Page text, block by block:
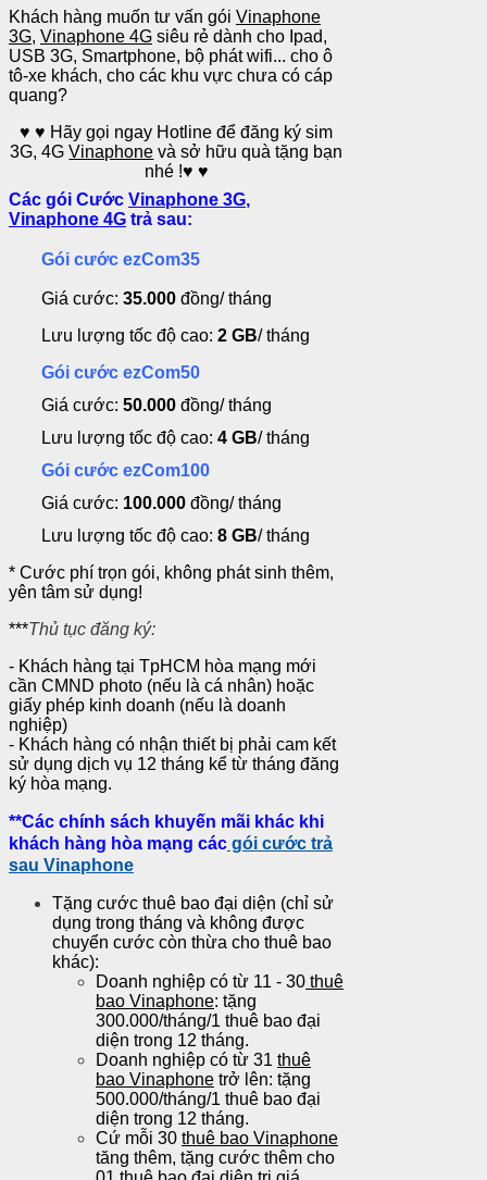
Khách hàng muốn tư vấn gói Vinaphone
3G, Vinaphone 4G siêu rẻ dành cho Ipad,
USB 3G, Smartphone, bộ phát wifi... cho ô
tô-xe khách, cho các khu vực chưa có cáp
quang?
♥♥ Hãy gọi ngay Hotline để đăng ký sim
3G, 4GVinaphone và sở hữu quà tặng bạn
nhé !♥ ♥
Các gói Cước Vinaphone 3G,
Vinaphone 4G trả sau:
Gói cước ezCom35
Giá cước: 35.000 đồng/ tháng
Lưu lượng tốc độ cao: 2 GB/ tháng
Gói cước ezCom50
Giá cước: 50.000 đồng/ tháng
Lưu lượng tốc độ cao: 4 GB/ tháng
Gói cước ezCom100
Giá cước: 100.000 đồng/ tháng
Lưu lượng tốc độ cao: 8 GB/ tháng
* Cước phí trọn gói, không phát sinh thêm,
yên tâm sử dụng!
***Thủ tục đăng ký:
- Khách hàng tại TpHCM hòa mạng mới
cần CMND photo (nếu là cá nhân) hoặc
giấy phép kinh doanh (nếu là doanh
nghiệp)
- Khách hàng có nhận thiết bị phải cam kết
sử dụng dịch vụ 12 tháng kể từ tháng đăng
ký hòa mạng.
**Các chính sách khuyến mãi khác khi
khách hàng hòa mạng các gói cước trả
sau Vinaphone
Tặng cước thuê bao đại diện (chỉ sử
dụng trong tháng và không được
chuyển cước còn thừa cho thuê bao
khác):
Doanh nghiệp có từ 11 - 30 thuê
bao Vinaphone: tặng
300.000/tháng/1 thuê bao đại
diện trong 12 tháng.
Doanh nghiệp có từ 31 thuê
bao Vinaphone trở lên: tặng
500.000/tháng/1 thuê bao đại
diện trong 12 tháng.
Cứ mỗi 30 thuê bao Vinaphone
tăng thêm, tặng cước thêm cho